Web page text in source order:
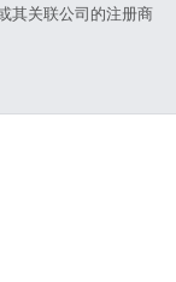
其关联公司的注册商